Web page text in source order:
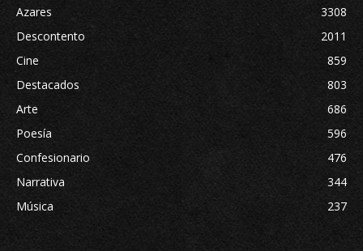
Azares
3308
Descontento
2011
Cine
859
Destacados
803
Arte
686
Poesía
596
Confesionario
476
Narrativa
344
Música
237